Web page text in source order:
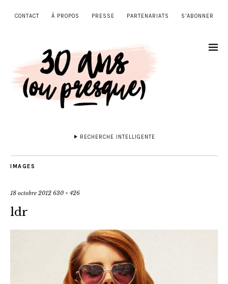
CONTACT À PROPOS PRESSE PARTENARIATS S’ABONNER
RECHERCHE INTELLIGENTE
IMAGES
18 octobre 2012 630 × 426
ldr